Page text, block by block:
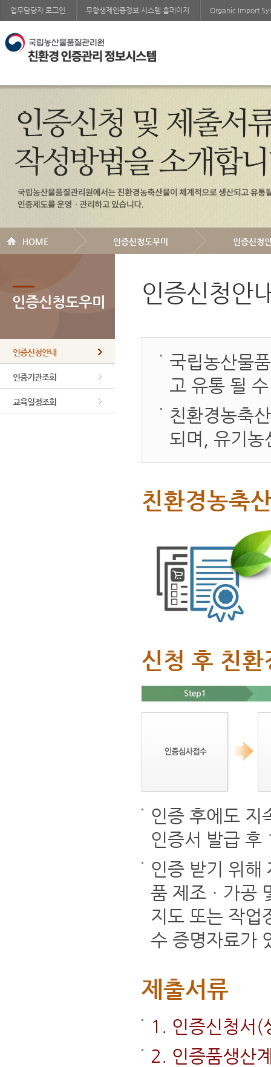
업무담당자 로그인 무항생제인증정보 시스템 홈페이지 Organic Import
HOME 인증신청도우미 인증신청
인증신청도우미
인증신청안내
인증기관조회
교육일정조회
인증신청안
국립농산물
고 유통 될
친환경농축
되며, 유기농
친환경농축
신청 후 친
인증 후에도 지
인증서 발급 후
인증 받기 위해
품 제조ㆍ가공
지도 또는 작업
수 증명자료가
제출서류
1. 인증신청서(
2. 인증품생산